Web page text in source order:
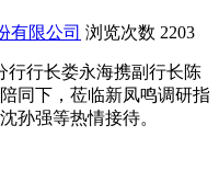
有限公司 浏览次数 2203
行行长娄永海携副行长陈
同下，莅临新凤鸣调研指
孙强等热情接待。